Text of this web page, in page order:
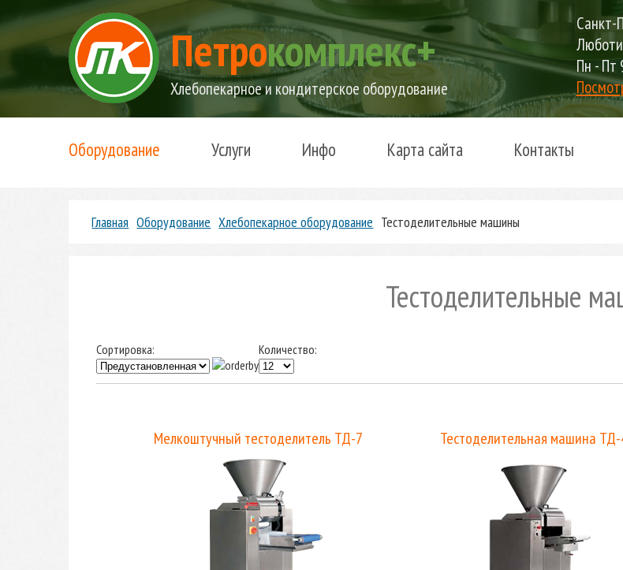
Петрокомплекс+
Хлебопекарное и кондитерское оборудование
Санкт-
Пн - Пт
Оборудование Услуги Инфо Карта сайта Контакты
Главная Оборудование Хлебопекарное оборудование Тестоделительные машины
Тестоделительные
Сортировка: Количество:
Мелкоштучный тестоделитель ТД-7 Тестоделительная машина